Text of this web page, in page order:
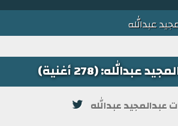
عبدالله
عبدالله: (278 أغنية)
عبدالمجيد عبدالله